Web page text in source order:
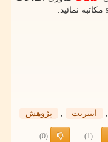
اینترنت پژوهش
(1)
(0)